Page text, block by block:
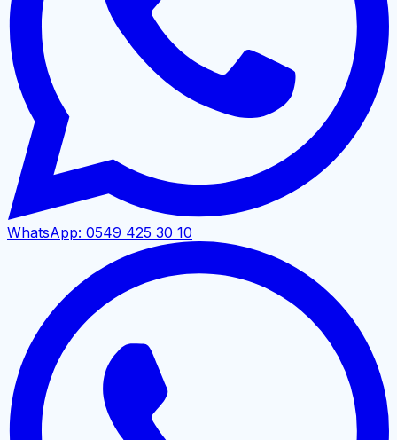
WhatsApp: 0549 425 30 10